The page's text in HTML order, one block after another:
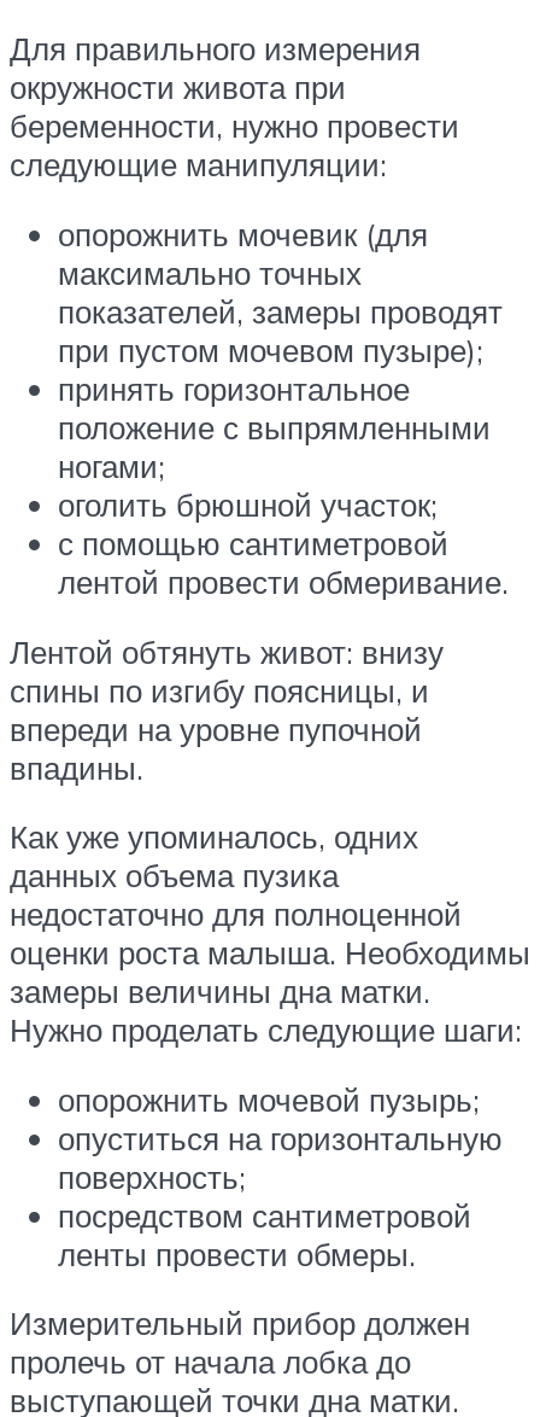
Для правильного измерения
окружности живота при
беременности, нужно провести
следующие манипуляции:
опорожнить мочевик (для
максимально точных
показателей, замеры проводят
при пустом мочевом пузыре);
принять горизонтальное
положение с выпрямленными
ногами;
оголить брюшной участок;
с помощью сантиметровой
лентой провести обмеривание.
Лентой обтянуть живот: внизу
спины по изгибу поясницы, и
впереди на уровне пупочной
впадины.
Как уже упоминалось, одних
данных объема пузика
недостаточно для полноценной
оценки роста малыша. Необходимы
замеры величины дна матки.
Нужно проделать следующие шаги:
опорожнить мочевой пузырь;
опуститься на горизонтальную
поверхность;
посредством сантиметровой
ленты провести обмеры.
Измерительный прибор должен
пролечь от начала лобка до
выступающей точки дна матки.